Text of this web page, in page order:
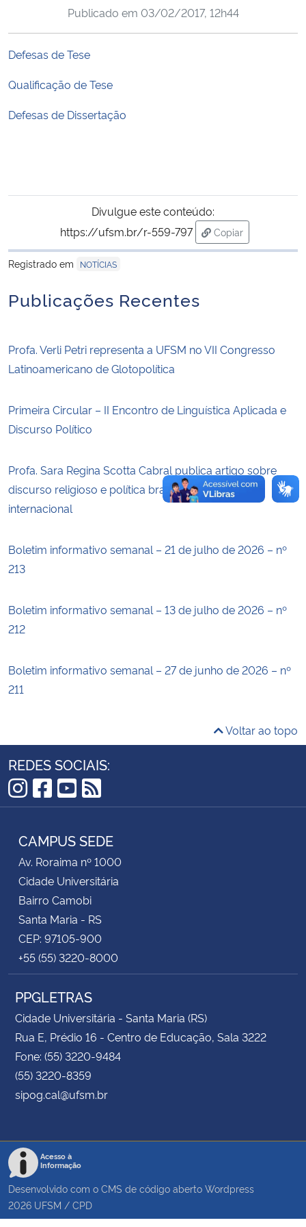
Ministério da Cidadania
Ministério de Minas e Energia
Ministério da Ciência, Tecnologia, Inovações e Comunicações
Ministério do Turismo
Ministério do Desenvolvimento Regional
Controladoria-Geral da União
Ministério da Mulher, da Família e dos Direitos Humanos
Secretaria de Governo
Gabinete de Segurança Institucional
Banco Central do Brasil
Publicado em 03/02/2017, 12h44
Defesas de Tese
Qualificação de Tese
Defesas de Dissertação
Divulgue este conteúdo:
https://ufsm.br/r-559-797
Copiar
para área de
Registrado em
NOTÍCIAS
Publicações Recentes
Profa. Verli Petri representa a UFSM no VII Congresso
Latinoamericano de Glotopolítica
Primeira Circular – II Encontro de Linguística Aplicada e
Discurso Político
Profa. Sara Regina Scotta Cabral publica artigo sobre
discurso religioso e política brasileira em periódico
internacional
Boletim informativo semanal – 21 de julho de 2026 – nº
213
Boletim informativo semanal – 13 de julho de 2026 – nº
212
Boletim informativo semanal – 27 de junho de 2026 – nº
211
Voltar ao topo
REDES SOCIAIS:
Instagram
Facebook
YouTube
RSS
CAMPUS SEDE
Av. Roraima nº 1000
Cidade Universitária
Bairro Camobi
Santa Maria - RS
CEP: 97105-900
+55 (55) 3220-8000
PPGLETRAS
Cidade Universitária - Santa Maria (RS)
Rua E, Prédio 16 - Centro de Educação, Sala 3222
Fone: (55) 3220-9484
(55) 3220-8359
sipog.cal@ufsm.br
Acesso à
Informação
Desenvolvido com o CMS de código aberto Wordpress
2026 UFSM / CPD